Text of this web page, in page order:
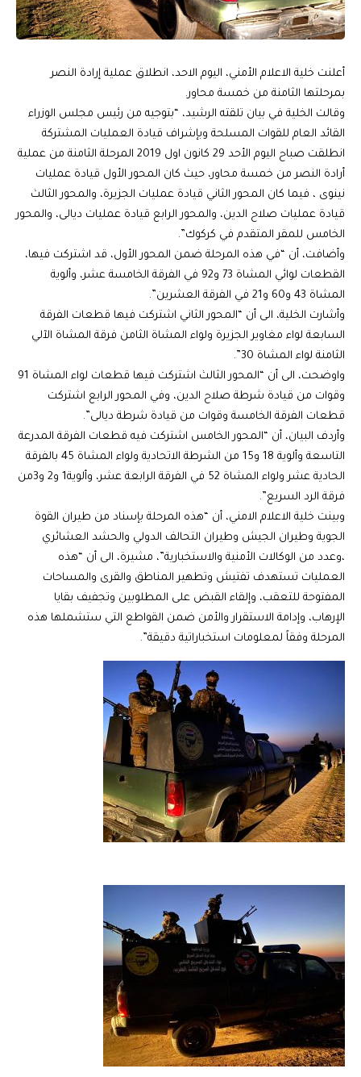
أعلنت خلية الاعلام الأمني، اليوم الاحد، انطلاق عملية إرادة النصر
بمرحلتها الثامنة من خمسة محاور.
وقالت الخلية في بيان تلقته الرشيد، “بتوجيه من رئيس مجلس الوزراء
القائد العام للقوات المسلحة وبإشراف قيادة العمليات المشتركة
انطلقت صباح اليوم الأحد 29 كانون اول 2019 المرحلة الثامنة من عملية
أرادة النصر من خمسة محاور، حيث كان المحور الأول قيادة عمليات
نينوى ، فيما كان المحور الثاني قيادة عمليات الجزيرة، والمحور الثالث
قيادة عمليات صلاح الدين، والمحور الرابع قيادة عمليات ديالى، والمحور
الخامس للمقر المتقدم في كركوك”.
وأضافت، أن “في هذه المرحلة ضمن المحور الأول، قد اشتركت فيها،
القطعات لوائي المشاة 73 و92 في الفرقة الخامسة عشر، وألوية
المشاة 43 و60 و21 في الفرقة العشرين”.
وأشارت الخلية، الى أن “المحور الثاني اشتركت فيها قطعات الفرقة
السابعة لواء مغاوير الجزيرة ولواء المشاة الثامن فرقة المشاة الآلي
الثامنة لواء المشاة 30”.
واوضحت، الى أن “المحور الثالث اشتركت فيها قطعات لواء المشاة 91
وقوات من قيادة شرطة صلاح الدين، وفي المحور الرابع اشتركت
قطعات الفرقة الخامسة وقوات من قيادة شرطة ديالى”.
وأردف البيان، أن “المحور الخامس اشتركت فيه قطعات الفرقة المدرعة
التاسعة وألوية 18 و15 من الشرطة الاتحادية ولواء المشاة 45 بالفرقة
الحادية عشر ولواء المشاة 52 في الفرقة الرابعة عشر، وألوية1 و2 و3من
فرقة الرد السريع”.
وبينت خلية الاعلام الامني، أن “هذه المرحلة بإسناد من طيران القوة
الجوية وطيران الجيش وطيران التحالف الدولي والحشد العشائري
،وعدد من الوكالات الأمنية والاستخبارية”، مشيرة، الى أن “هذه
العمليات تستهدف تفتيش وتطهير المناطق والقرى والمساحات
المفتوحة للتعقب، وإلقاء القبض على المطلوبين وتجفيف بقايا
الإرهاب، وإدامة الاستقرار والأمن ضمن القواطع التي ستشملها هذه
المرحلة وفقاً لمعلومات استخباراتية دقيقة”.